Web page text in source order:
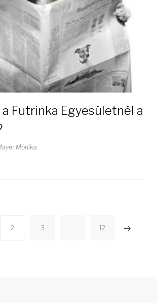
Futrinka Egyesületnél a
Mónika
2 3 … 12